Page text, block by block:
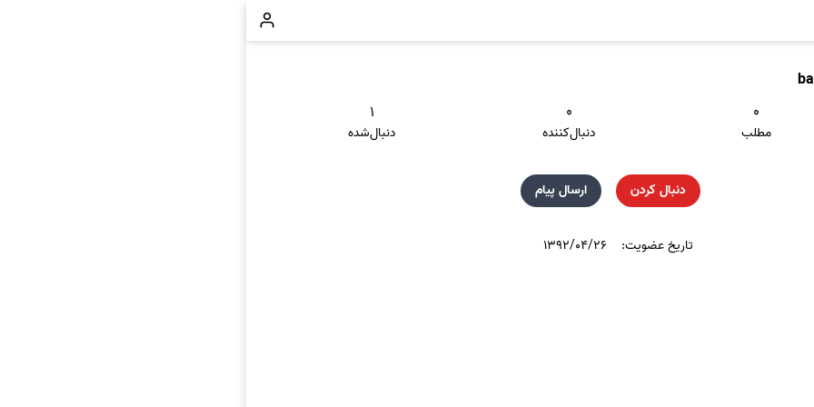
۰
مطلب
۰
دنبال‌کننده
۱
دنبال‌شده
دنبال کردن ارسال پیام
تاریخ عضویت: ۱۳۹۲/۰۴/۲۶